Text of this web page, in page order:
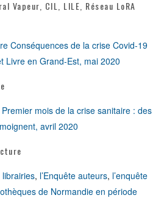
Vapeur, CIL, LILE, Réseau LoRA
Conséquences de la crise Covid-19
Livre en Grand-Est, mai 2020
mois de la crise sanitaire : des
avril 2020
librairies, l’Enquête auteurs, l’enquête
de Normandie en période